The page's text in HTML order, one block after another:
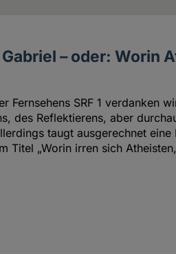
– oder: Worin
Fernsehens SRF 1 verdanken
des Reflektierens, aber
taugt ausgerechnet eine
Titel „Worin irren sich